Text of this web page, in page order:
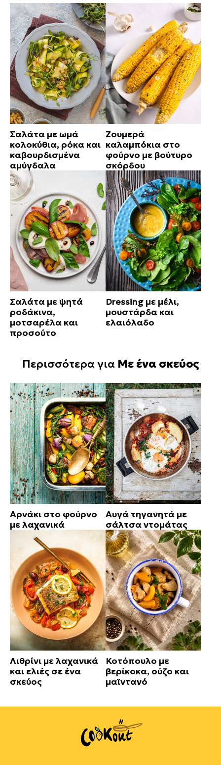
Σαλάτα με ωμά
κολοκύθια, ρόκα και
καβουρδισμένα
αμύγδαλα
Ζουμερά
καλαμπόκια στο
φούρνο με βούτυρο
σκόρδου
Σαλάτα με ψητά
ροδάκινα,
μοτσαρέλα και
προσούτο
Dressing με μέλι,
μουστάρδα και
ελαιόλαδο
Περισσότερα για Με ένα σκεύος
Αρνάκι στο φούρνο
με λαχανικά
Αυγά τηγανητά με
σάλτσα ντομάτας
Λιθρίνι με λαχανικά
και ελιές σε ένα
σκεύος
Κοτόπουλο με
βερίκοκα, ούζο και
μαϊντανό